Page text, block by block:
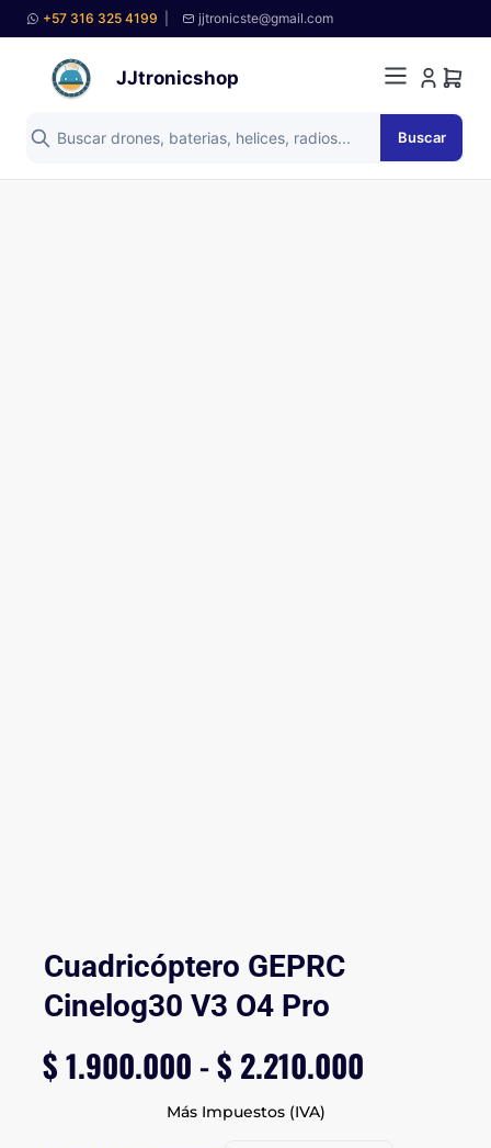
+57 316 325 4199 jjtronicste@gmail.com
JJtronicshop
Buscar
Cuadricóptero GEPRC
Cinelog30 V3 O4 Pro
$1.900.000-$ 2.210.000
Más Impuestos (IVA)